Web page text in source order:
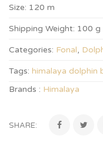
Size: 120 m
Shipping Weight: 100 g
Categories: Fonal,
Tags: himalaya dolphin
Brands : Himalaya
SHARE: